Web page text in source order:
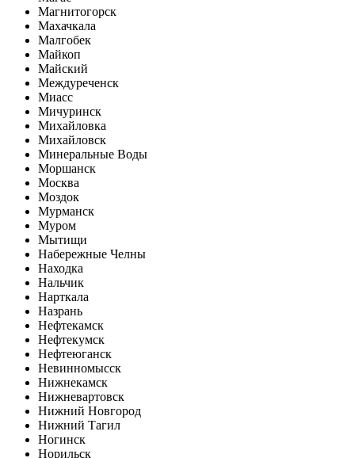
Магнитогорск
Махачкала
Малгобек
Майкоп
Майский
Междуреченск
Миасс
Мичуринск
Михайловка
Михайловск
Минеральные Воды
Моршанск
Москва
Моздок
Мурманск
Муром
Мытищи
Набережные Челны
Находка
Нальчик
Нарткала
Назрань
Нефтекамск
Нефтекумск
Нефтеюганск
Невинномысск
Нижнекамск
Нижневартовск
Нижний Новгород
Нижний Тагил
Ногинск
Норильск